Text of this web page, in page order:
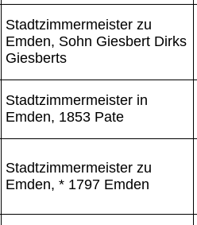
Stadtzimmermeister zu
Emden, Sohn Giesbert Dirks
Giesberts
Stadtzimmermeister in
Emden, 1853 Pate
Stadtzimmermeister zu
Emden, * 1797 Emden